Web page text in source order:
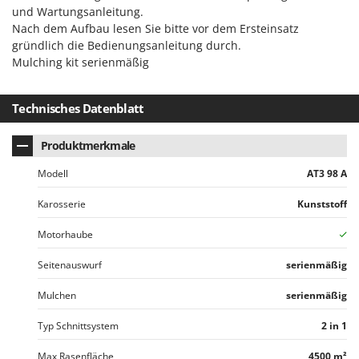
und Wartungsanleitung.
Nach dem Aufbau lesen Sie bitte vor dem Ersteinsatz
gründlich die Bedienungsanleitung durch.
Mulching kit serienmäßig
Technisches Datenblatt
Produktmerkmale
Modell AT3 98 A
Karosserie Kunststoff
Motorhaube
Seitenauswurf serienmäßig
Mulchen serienmäßig
Typ Schnittsystem 2 in 1